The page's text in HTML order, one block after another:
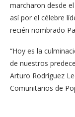
marcharon desde
así por el célebre
recién nombrado
“Hoy es la
de nuestros
Arturo Rodríguez
Comunitarios de